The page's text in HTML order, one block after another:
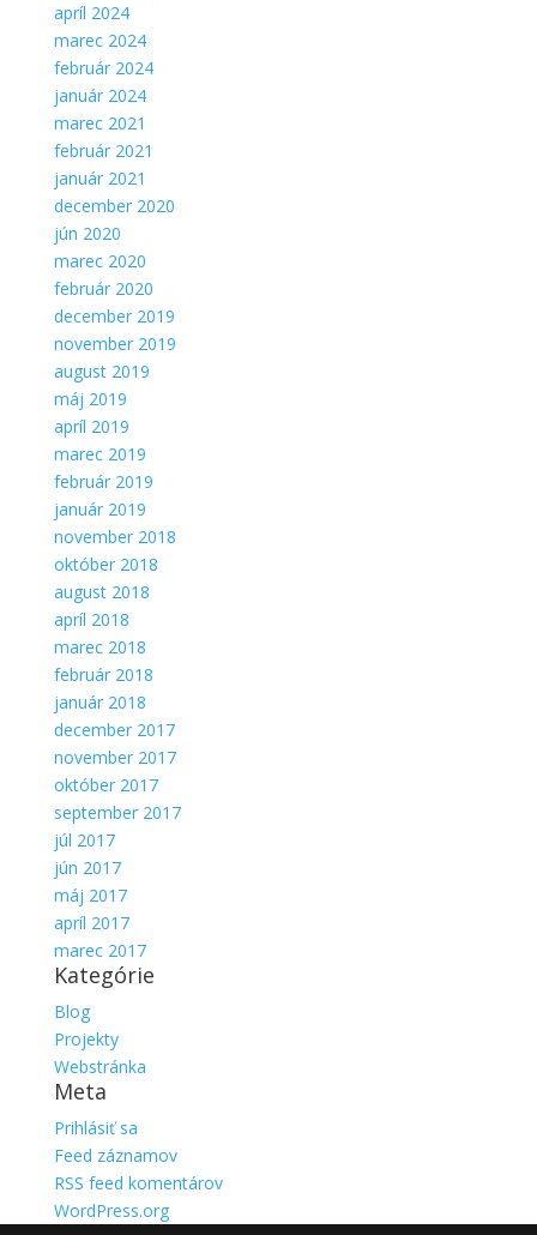
apríl 2024
marec 2024
február 2024
január 2024
marec 2021
február 2021
január 2021
december 2020
jún 2020
marec 2020
február 2020
december 2019
november 2019
august 2019
máj 2019
apríl 2019
marec 2019
február 2019
január 2019
november 2018
október 2018
august 2018
apríl 2018
marec 2018
február 2018
január 2018
december 2017
november 2017
október 2017
september 2017
júl 2017
jún 2017
máj 2017
apríl 2017
marec 2017
Kategórie
Blog
Projekty
Webstránka
Meta
Prihlásiť sa
Feed záznamov
RSS feed komentárov
WordPress.org
fungovanie
webovej
stránky.
Štatistiky
Aby sme
mohli
zlepšiť
funkčnosť
štruktúru
webovej
stránky na
spôsobu
používania
webovej
stránky.